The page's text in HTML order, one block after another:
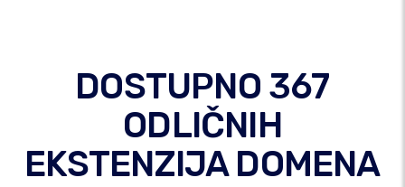
DOSTUPNO 367
ODLIČNIH
EKSTENZIJA DOMENA